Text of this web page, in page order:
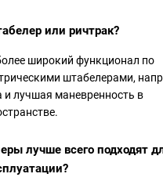
или ричтрак?
широкий функционал по
штабелерами,
лучшая маневренность в
лучше всего подходят